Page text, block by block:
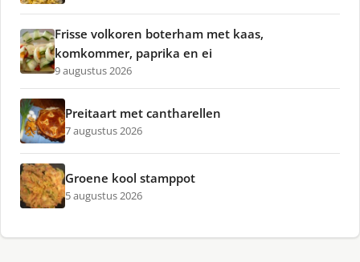
Frisse volkoren boterham met kaas,
komkommer, paprika en ei
9 augustus 2026
Preitaart met cantharellen
7 augustus 2026
Groene kool stamppot
5 augustus 2026